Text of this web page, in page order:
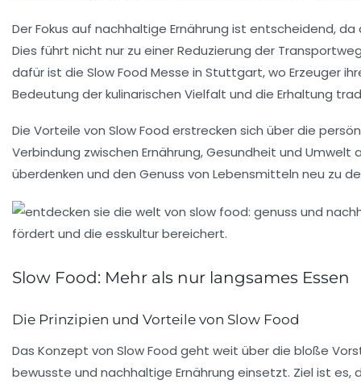
Der Fokus auf nachhaltige Ernährung ist entscheidend, da
Dies führt nicht nur zu einer Reduzierung der
dafür ist die Slow Food Messe in Stuttgart, wo Erzeuger
Bedeutung derkulinarischen Vielfalt und die Erhaltung
Die Vorteile von Slow Food erstrecken sich über die
Verbindung zwischen Ernährung, Gesundheit und Umwelt
überdenken und den Genuss von Lebensmitteln neu zu
Slow Food: Mehr als nur langsames Essen
Die Prinzipien und Vorteile von Slow Food
Das Konzept von Slow Food geht weit über die bloße
bewusste und nachhaltige Ernährung einsetzt. Ziel ist es,